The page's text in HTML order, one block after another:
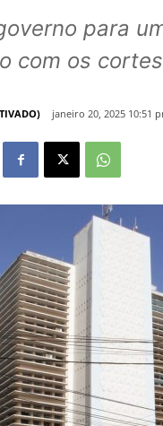
para
com os cortes
janeiro 20, 2025 10:51